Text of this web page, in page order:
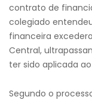
contrato de
colegiado
financeira
Central,
ter sido aplicada
Segundo o